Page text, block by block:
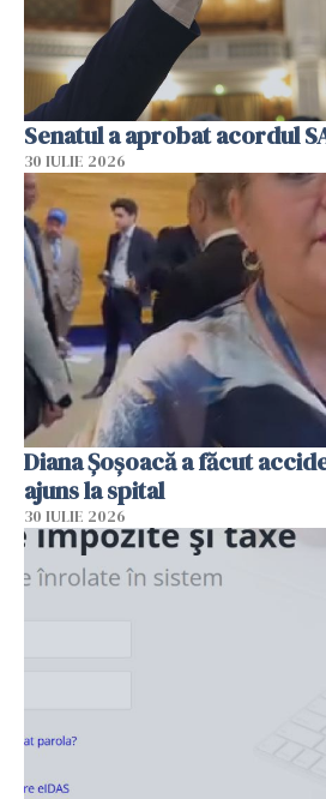
Senatul a aprobat acordul
30 IULIE 2026
Diana Șoșoacă a făcut
ajuns la spital
30 IULIE 2026